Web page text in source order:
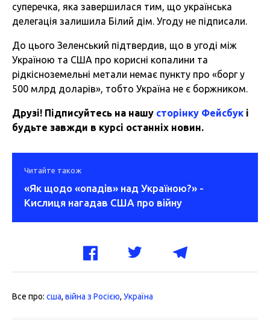
суперечка, яка завершилася тим, що українська
делегація залишила Білий дім. Угоду не підписали.
До цього Зеленський підтвердив, що в угоді між
Україною та США про корисні копалини та
рідкісноземельні метали немає пункту про «борг у
500 млрд доларів», тобто Україна не є боржником.
Друзі! Підписуйтесь на нашу сторінку Фейсбук і
будьте завжди в курсі останніх новин.
Читайте також
«Як щодо «опадів» над Україною?» -
Кислиця нагадав США про війну
Все про: сша, війна з Росією, Україна